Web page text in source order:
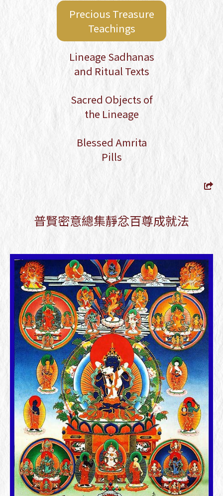
Registration Form
Empowerment of Kurukullā, the
Lotus Ḍākinī, and Tsok Offering
Kyabje Gangteng Tulku Rinpoche -
2026 Taiwan Dharma Activities
Schedule
Precious Treasure
Teachings
Lineage Sadhanas
and Ritual Texts
Sacred Objects of
the Lineage
Blessed Amrita
Pills
普賢密意總集靜忿百尊成就法